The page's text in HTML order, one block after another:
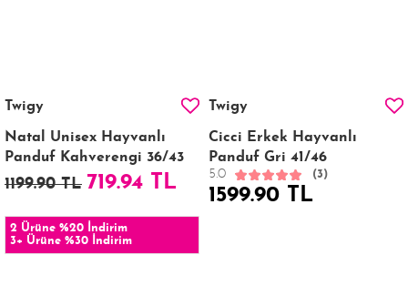
Twigy
Natal Unisex Hayvanlı
Panduf Kahverengi 36/43
1199.90 TL 719.94 TL
2 Ürüne %20 İndirim
3+ Ürüne %30 İndirim
Twigy
Cicci Erkek Hayvanlı
Panduf Gri 41/46
5.0 (3)
1599.90 TL